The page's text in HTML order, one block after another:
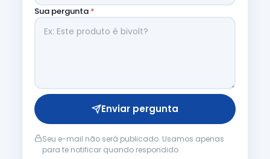
Sua pergunta *
Enviar pergunta
Seu e-mail não será publicado. Usamos apenas
para te notificar quando respondido.